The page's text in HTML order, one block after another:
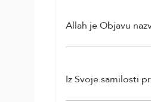
Allah je Objavu
Iz Svoje samilosti